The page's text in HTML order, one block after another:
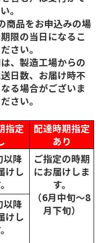
。
商品をお申込みの場
限の当日になるこ
さい。
、製造工場からの
日数、お届け時不
る場合がございま
さい。
指定
配達時期指定
あり
以降
けし
ご指定の時期
にお届けしま
す。
（6月中旬～8
月下旬）
以降
けし